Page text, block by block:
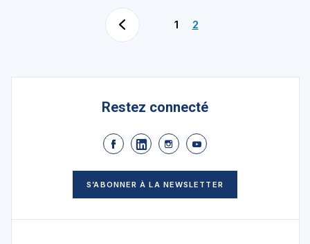
1 2
Restez connecté
S’ABONNER À LA NEWSLETTER